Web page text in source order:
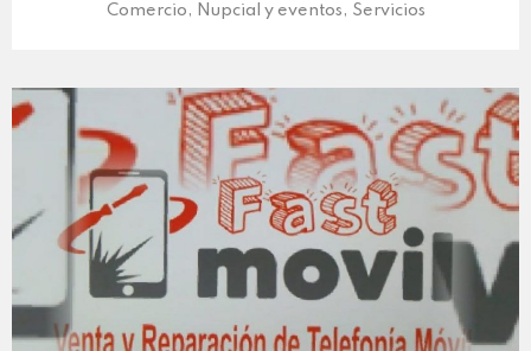
Comercio, Nupcial y eventos, Servicios